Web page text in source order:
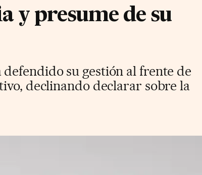
y presume de su
su gestión al frente de
declinando declarar sobre la